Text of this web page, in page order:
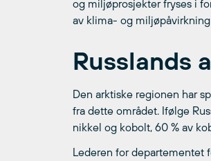
og miljøprosjekter fryses i
av klima- og
Russlands
Den arktiske regionen har
fra dette området. Ifølge
nikkel og kobolt, 60 % av
Lederen for departementet